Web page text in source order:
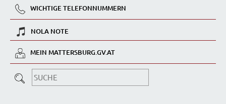
WICHTIGE TELEFONNUMMERN
NOLA NOTE
MEIN MATTERSBURG.GV.AT